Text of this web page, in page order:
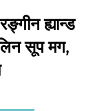
ह्यान्ड
सूप मग,